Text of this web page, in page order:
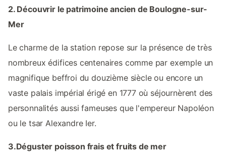
2. Découvrir le patrimoine ancien de Boulogne-sur-
Mer
Le charme de la station repose sur la présence de très
nombreux édifices centenaires comme par exemple un
magnifique beffroi du douzième siècle ou encore un
vaste palais impérial érigé en 1777 où séjournèrent des
personnalités aussi fameuses que l'empereur Napoléon
ou le tsar Alexandre Ier.
3.Déguster poisson frais et fruits de mer